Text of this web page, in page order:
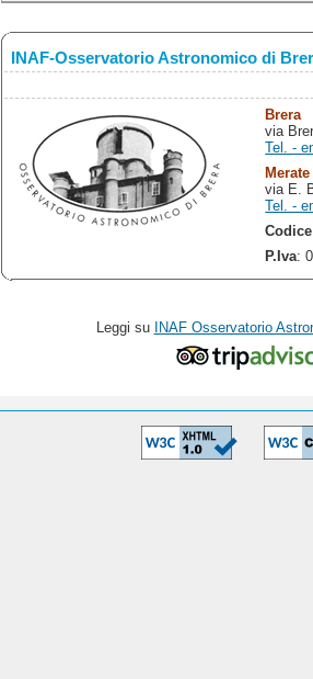
INAF-Osservatorio Astronomico di
Brera
via
Tel. -
Merate
via E.
Tel. -
P.Iva:
Leggi su INAF Osservatorio